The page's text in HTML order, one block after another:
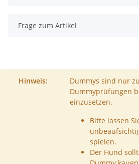
Frage zum Artikel
Hinweis:
Dummys sind nur
Dummyprüfungen
einzusetzen.
Bitte lassen
spielen.
Der Hund